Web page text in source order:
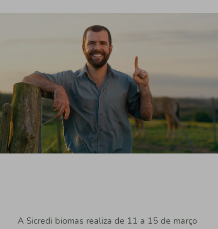
A Sicredi biomas realiza de 11 a 15 de março